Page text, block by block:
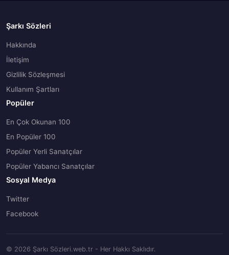
Şarkı Sözleri
Hakkında
İletişim
Gizlilik Sözleşmesi
Kullanım Şartları
Popüler
En Çok Okunan 100
En Popüler 100
Popüler Yerli Sanatçılar
Popüler Yabancı Sanatçılar
Sosyal Medya
Twitter
Facebook
© 2026 Şarkı Sözleri.web.tr - Her Hakkı Saklıdır.